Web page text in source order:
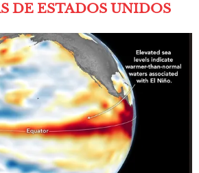
DE ESTADOS UNIDOS